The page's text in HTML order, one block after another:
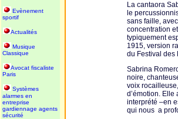
Evènement
sportif
Actualités
Musique
Classique
Avocat fiscaliste
Paris
Systèmes
alarmes en
entreprise
gardiennage agents
sécurité
La cantaora
le
sans faille,
concentration
typiquement
1915, version
du Festival des
Sabrina
noire,
voix
d’émotion.
interprété –en
qui nous a